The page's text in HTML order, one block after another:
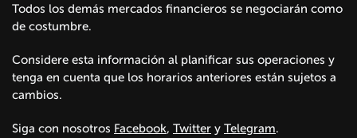
Todos los demás mercados financieros se negociarán como
de costumbre.
Considere esta información al planificar sus operaciones y
tenga en cuenta que los horarios anteriores están sujetos a
cambios.
Siga con nosotros Facebook, Twitter y Telegram.